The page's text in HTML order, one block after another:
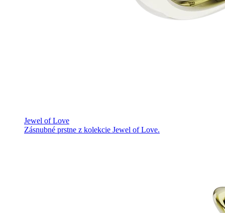
Jewel of Love
Zásnubné prstne z kolekcie Jewel of Love.